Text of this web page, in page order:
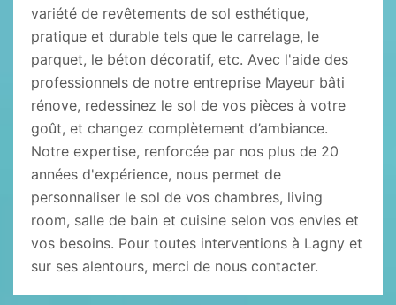
variété de revêtements de sol esthétique,
pratique et durable tels que le carrelage, le
parquet, le béton décoratif, etc. Avec l'aide des
professionnels de notre entreprise Mayeur bâti
rénove, redessinez le sol de vos pièces à votre
goût, et changez complètement d’ambiance.
Notre expertise, renforcée par nos plus de 20
années d'expérience, nous permet de
personnaliser le sol de vos chambres, living
room, salle de bain et cuisine selon vos envies et
vos besoins. Pour toutes interventions à Lagny et
sur ses alentours, merci de nous contacter.